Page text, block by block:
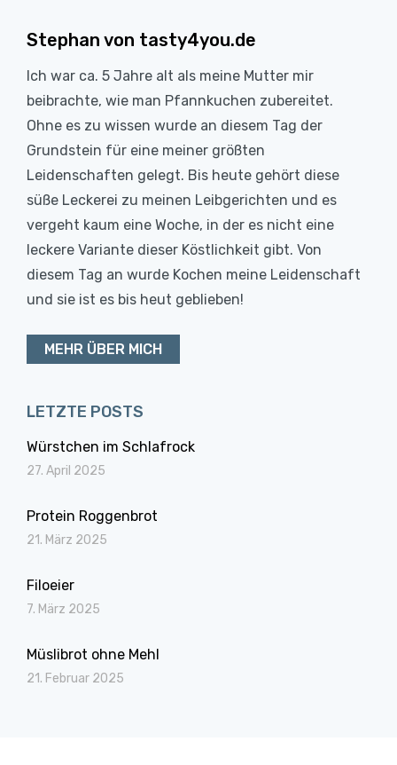
Stephan von tasty4you.de
Ich war ca. 5 Jahre alt als meine Mutter mir
beibrachte, wie man Pfannkuchen zubereitet.
Ohne es zu wissen wurde an diesem Tag der
Grundstein für eine meiner größten
Leidenschaften gelegt. Bis heute gehört diese
süße Leckerei zu meinen Leibgerichten und es
vergeht kaum eine Woche, in der es nicht eine
leckere Variante dieser Köstlichkeit gibt. Von
diesem Tag an wurde Kochen meine Leidenschaft
und sie ist es bis heut geblieben!
MEHR ÜBER MICH
LETZTE POSTS
Würstchen im Schlafrock
27. April 2025
Protein Roggenbrot
21. März 2025
Filoeier
7. März 2025
Müslibrot ohne Mehl
21. Februar 2025